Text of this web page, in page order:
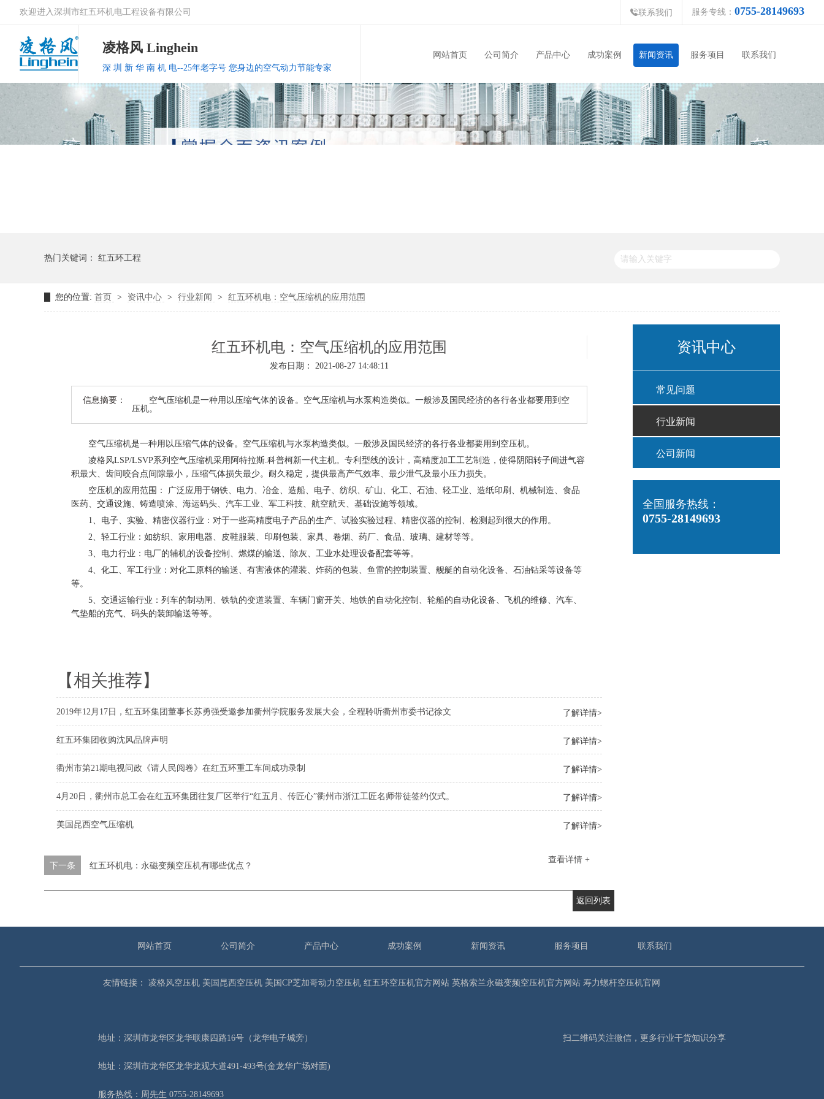
欢迎进入深圳市红五环机电工程设备有限公司 联系我们 服务专线： 0755-28149693
凌格风 Linghein
深 圳 新 华 南 机 电--25年老字号 您身边的空气动力节能专家
网站首页 公司简介 产品中心 成功案例 新闻资讯 服务项目 联系我们
热门关键词： 红五环工程
您的位置: 首页 > 资讯中心 > 行业新闻 > 红五环机电：空气压缩机的应用范围
红五环机电：空气压缩机的应用范围
发布日期： 2021-08-27 14:48:11
信息摘要：
空气压缩机是一种用以压缩气体的设备。空气压缩机与水泵构造类似。一般涉及国民经济的各行各业都要用到空
压机。
空气压缩机是一种用以压缩气体的设备。空气压缩机与水泵构造类似。一般涉及国民经济的各行各业都要用到空压机。
凌格风LSP/LSVP系列空气压缩机采用阿特拉斯.科普柯新一代主机。专利型线的设计，高精度加工工艺制造，使得阴阳转子间进气容
积最大、齿间咬合点间隙最小，压缩气体损失最少。耐久稳定，提供最高产气效率、最少泄气及最小压力损失。
空压机的应用范围： 广泛应用于钢铁、电力、冶金、造船、电子、纺织、矿山、化工、石油、轻工业、造纸印刷、机械制造、食品
医药、交通设施、铸造喷涂、海运码头、汽车工业、军工科技、航空航天、基础设施等领域。
1、电子、实验、精密仪器行业：对于一些高精度电子产品的生产、试验实验过程、精密仪器的控制、检测起到很大的作用。
2、轻工行业：如纺织、家用电器、皮鞋服装、印刷包装、家具、卷烟、药厂、食品、玻璃、建材等等。
3、电力行业：电厂的辅机的设备控制、燃煤的输送、除灰、工业水处理设备配套等等。
4、化工、军工行业：对化工原料的输送、有害液体的灌装、炸药的包装、鱼雷的控制装置、舰艇的自动化设备、石油钻采等设备等
等。
5、交通运输行业：列车的制动闸、铁轨的变道装置、车辆门窗开关、地铁的自动化控制、轮船的自动化设备、飞机的维修、汽车、
气垫船的充气、码头的装卸输送等等。
【相关推荐】
了解详情>
2019年12月17日，红五环集团董事长苏勇强受邀参加衢州学院服务发展大会，全程聆听衢州市委书记徐文
了解详情>
红五环集团收购沈风品牌声明
了解详情>
衢州市第21期电视问政《请人民阅卷》在红五环重工车间成功录制
了解详情>
4月20日，衢州市总工会在红五环集团往复厂区举行“红五月、传匠心”衢州市浙江工匠名师带徒签约仪式。
了解详情>
美国昆西空气压缩机
查看详情 +
下一条 红五环机电：永磁变频空压机有哪些优点？
返回列表
资讯中心
常见问题
行业新闻
公司新闻
全国服务热线：
0755-28149693
网站首页 公司简介 产品中心 成功案例 新闻资讯 服务项目 联系我们
友情链接： 凌格风空压机 美国昆西空压机 美国CP芝加哥动力空压机 红五环空压机官方网站 英格索兰永磁变频空压机官方网站 寿力螺杆空压机官网
地址：深圳市龙华区龙华联康四路16号（龙华电子城旁）
地址：深圳市龙华区龙华龙观大道491-493号(金龙华广场对面)
服务热线：周先生 0755-28149693
扫二维码关注微信，更多行业干货知识分享